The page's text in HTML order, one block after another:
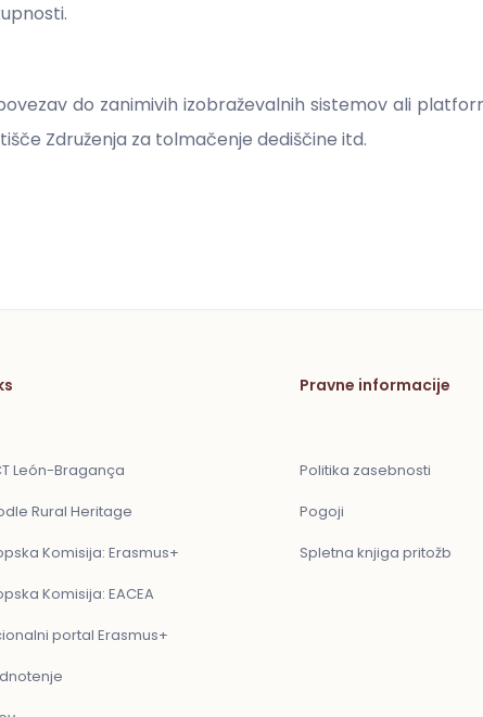
do zanimivih izobraževalnih sistemov ali
Združenja za tolmačenje dediščine itd.
León-Bragança
Rural Heritage
Komisija: Erasmus+
Komisija: EACEA
portal Erasmus+
Pravne informacije
Politika zasebnosti
Pogoji
Spletna knjiga pritožb